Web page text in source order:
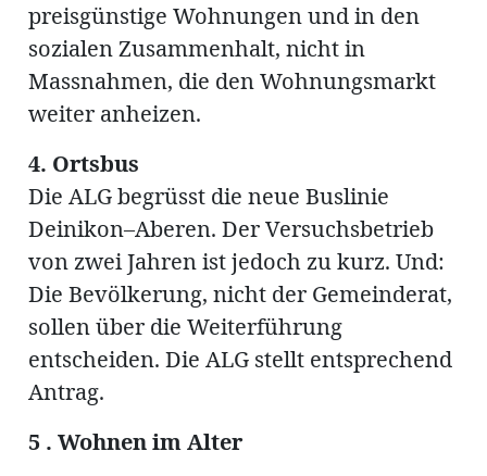
preisgünstige Wohnungen und in den
sozialen Zusammenhalt, nicht in
Massnahmen, die den Wohnungsmarkt
weiter anheizen.
4. Ortsbus
Die ALG begrüsst die neue Buslinie
Deinikon–Aberen. Der Versuchsbetrieb
von zwei Jahren ist jedoch zu kurz. Und:
Die Bevölkerung, nicht der Gemeinderat,
sollen über die Weiterführung
entscheiden. Die ALG stellt entsprechend
Antrag.
5 . Wohnen im Alter